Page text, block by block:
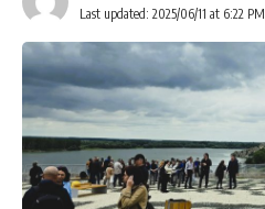
Last updated: 2025/06/11 at 6:22 PM